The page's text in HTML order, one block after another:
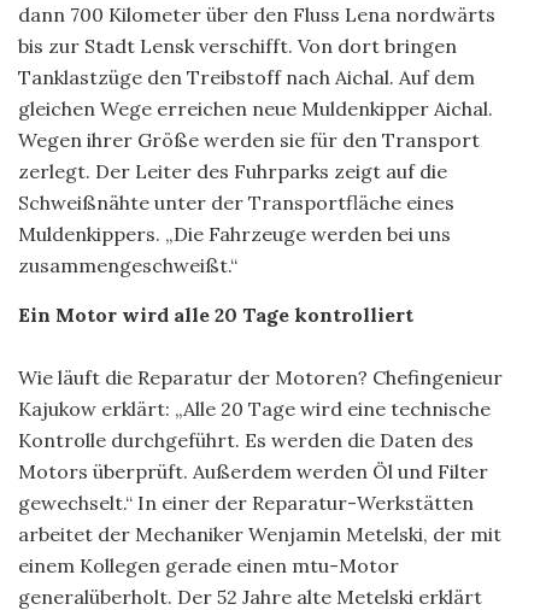
dann 700 Kilometer über den Fluss Lena nordwärts
bis zur Stadt Lensk verschifft. Von dort bringen
Tanklastzüge den Treibstoff nach Aichal. Auf dem
gleichen Wege erreichen neue Muldenkipper Aichal.
Wegen ihrer Größe werden sie für den Transport
zerlegt. Der Leiter des Fuhrparks zeigt auf die
Schweißnähte unter der Transportfläche eines
Muldenkippers. „Die Fahrzeuge werden bei uns
zusammengeschweißt.“
Ein Motor wird alle 20 Tage kontrolliert
Wie läuft die Reparatur der Motoren? Chefingenieur
Kajukow erklärt: „Alle 20 Tage wird eine technische
Kontrolle durchgeführt. Es werden die Daten des
Motors überprüft. Außerdem werden Öl und Filter
gewechselt.“ In einer der Reparatur-Werkstätten
arbeitet der Mechaniker Wenjamin Metelski, der mit
einem Kollegen gerade einen mtu-Motor
generalüberholt. Der 52 Jahre alte Metelski erklärt